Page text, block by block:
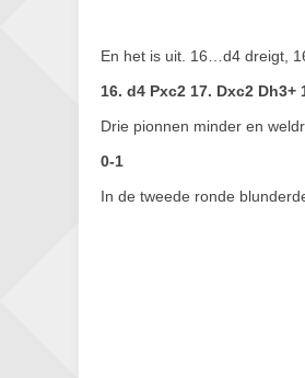
En het is uit. 16…d4 dreigt,
16. d4 Pxc2 17. Dxc2
Drie pionnen minder en
0-1
In de tweede ronde